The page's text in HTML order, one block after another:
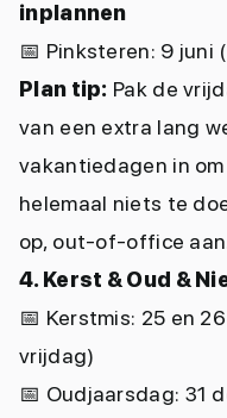
inplannen
📅 Pinksteren: 9 juni
Plan tip: Pak de
van een extra lang
vakantiedagen in
helemaal niets te
op, out-of-office
4. Kerst & Oud &
📅 Kerstmis: 25 en
vrijdag)
📅 Oudjaarsdag: 31